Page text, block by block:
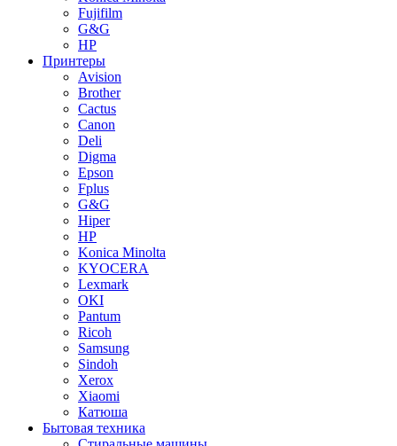
Fujifilm
G&G
HP
Принтеры
Avision
Brother
Cactus
Canon
Deli
Digma
Epson
Fplus
G&G
Hiper
HP
Konica Minolta
KYOCERA
Lexmark
OKI
Pantum
Ricoh
Samsung
Sindoh
Xerox
Xiaomi
Катюша
Бытовая техника